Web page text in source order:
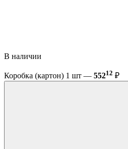
В наличии
Коробка (картон) 1 шт — 55212 ₽